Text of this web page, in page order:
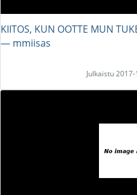
KIITOS, KUN OOTTE MUN
― mmiisas
Julkaistu